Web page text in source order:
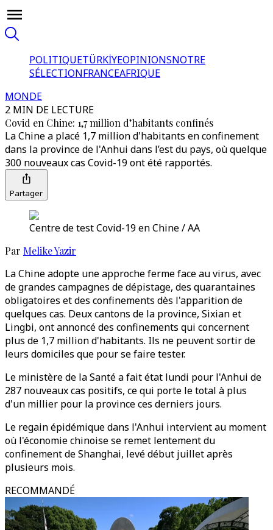
POLITIQUETÜRKİYEOPINIONSNOTRE
SÉLECTIONFRANCEAFRIQUE
MONDE
2 MIN DE LECTURE
Covid en Chine: 1,7 million d’habitants confinés
La Chine a placé 1,7 million d'habitants en confinement
dans la province de l'Anhui dans l’est du pays, où quelque
300 nouveaux cas Covid-19 ont été rapportés.
Partager
Centre de test Covid-19 en Chine / AA
Par Melike Yazir
La Chine adopte une approche ferme face au virus, avec
de grandes campagnes de dépistage, des quarantaines
obligatoires et des confinements dès l'apparition de
quelques cas. Deux cantons de la province, Sixian et
Lingbi, ont annoncé des confinements qui concernent
plus de 1,7 million d'habitants. Ils ne peuvent sortir de
leurs domiciles que pour se faire tester.
Le ministère de la Santé a fait état lundi pour l'Anhui de
287 nouveaux cas positifs, ce qui porte le total à plus
d'un millier pour la province ces derniers jours.
Le regain épidémique dans l'Anhui intervient au moment
où l'économie chinoise se remet lentement du
confinement de Shanghai, levé début juillet après
plusieurs mois.
RECOMMANDÉ